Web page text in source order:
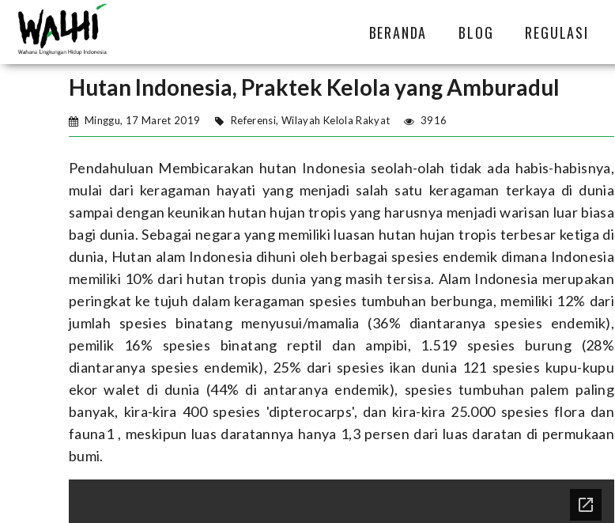
BERANDA BLOG REGULASI
Hutan Indonesia, Praktek Kelola yang Amburadul
Minggu, 17 Maret 2019 Referensi, Wilayah Kelola Rakyat 3916
Pendahuluan Membicarakan hutan Indonesia seolah-olah tidak ada habis-habisnya,
mulai dari keragaman hayati yang menjadi salah satu keragaman terkaya di dunia
sampai dengan keunikan hutan hujan tropis yang harusnya menjadi warisan luar biasa
bagi dunia. Sebagai negara yang memiliki luasan hutan hujan tropis terbesar ketiga di
dunia, Hutan alam Indonesia dihuni oleh berbagai spesies endemik dimana Indonesia
memiliki 10% dari hutan tropis dunia yang masih tersisa. Alam Indonesia merupakan
peringkat ke tujuh dalam keragaman spesies tumbuhan berbunga, memiliki 12% dari
jumlah spesies binatang menyusui/mamalia (36% diantaranya spesies endemik),
pemilik 16% spesies binatang reptil dan ampibi, 1.519 spesies burung (28%
diantaranya spesies endemik), 25% dari spesies ikan dunia 121 spesies kupu-kupu
ekor walet di dunia (44% di antaranya endemik), spesies tumbuhan palem paling
banyak, kira-kira 400 spesies 'dipterocarps', dan kira-kira 25.000 spesies flora dan
fauna1 , meskipun luas daratannya hanya 1,3 persen dari luas daratan di permukaan
bumi.